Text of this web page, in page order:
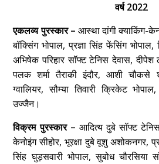
वर्ष 2022
एकलव्य पुरस्कार – आस्था दांगी क्याकिंग-
बॉक्सिंग भोपाल, प्रज्ञा सिंह फेंसिंग भोपाल,
अभिषेक परिहार सॉफ्ट टेनिस देवास,
पलक शर्मा तैराकी इंदौर, आशी चौकसे
ग्वालियर, सौम्या तिवारी क्रिकेट
उज्जैन।
विक्रम पुरस्कार – आदित्य दुबे सॉफ्ट
केनोइंग सीहोर, भूरक्षा दुबे वूशु अशोकनगर,
सिंह घुड़सवारी भोपाल, सुबोध चौरसिया